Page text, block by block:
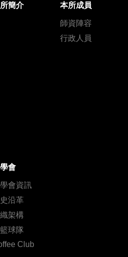
簡介 本所成員
師資陣容
行政人員
會
會資訊
沿革
架構
球隊
Club